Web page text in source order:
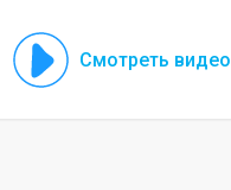
Смотреть видео